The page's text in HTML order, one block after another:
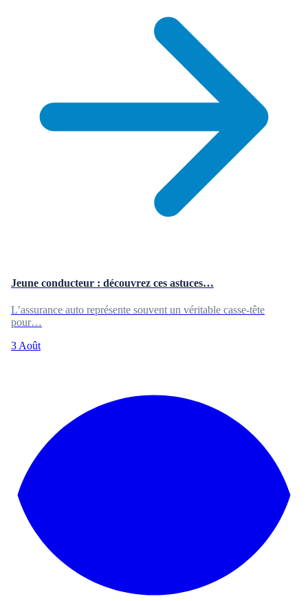
Jeune conducteur : découvrez ces astuces…
L’assurance auto représente souvent un véritable casse-tête
pour…
3 Août